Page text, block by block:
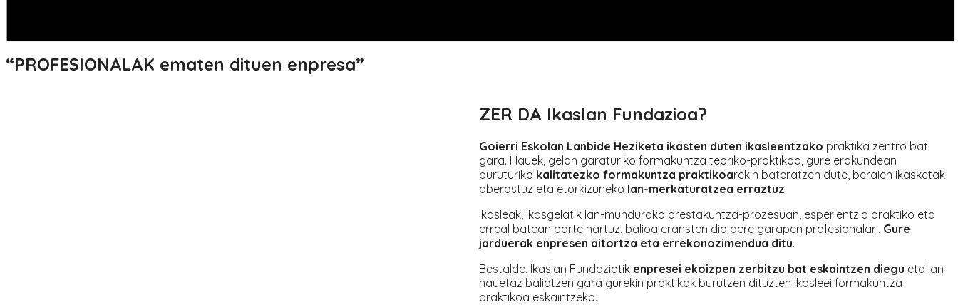
“PROFESIONALAK ematen dituen enpresa”
ZER DA Ikaslan Fundazioa?
Goierri Eskolan Lanbide Heziketa ikasten duten ikasleentzako praktika zentro bat
gara. Hauek, gelan garaturiko formakuntza teoriko-praktikoa, gure erakundean
buruturiko kalitatezko formakuntza praktikoarekin bateratzen dute, beraien ikasketak
aberastuz eta etorkizuneko lan-merkaturatzea erraztuz.
Ikasleak, ikasgelatik lan-mundurako prestakuntza-prozesuan, esperientzia praktiko eta
erreal batean parte hartuz, balioa eransten dio bere garapen profesionalari. Gure
jarduerak enpresen aitortza eta errekonozimendua ditu.
Bestalde, Ikaslan Fundaziotik enpresei ekoizpen zerbitzu bat eskaintzen diegu eta lan
hauetaz baliatzen gara gurekin praktikak burutzen dituzten ikasleei formakuntza
praktikoa eskaintzeko.